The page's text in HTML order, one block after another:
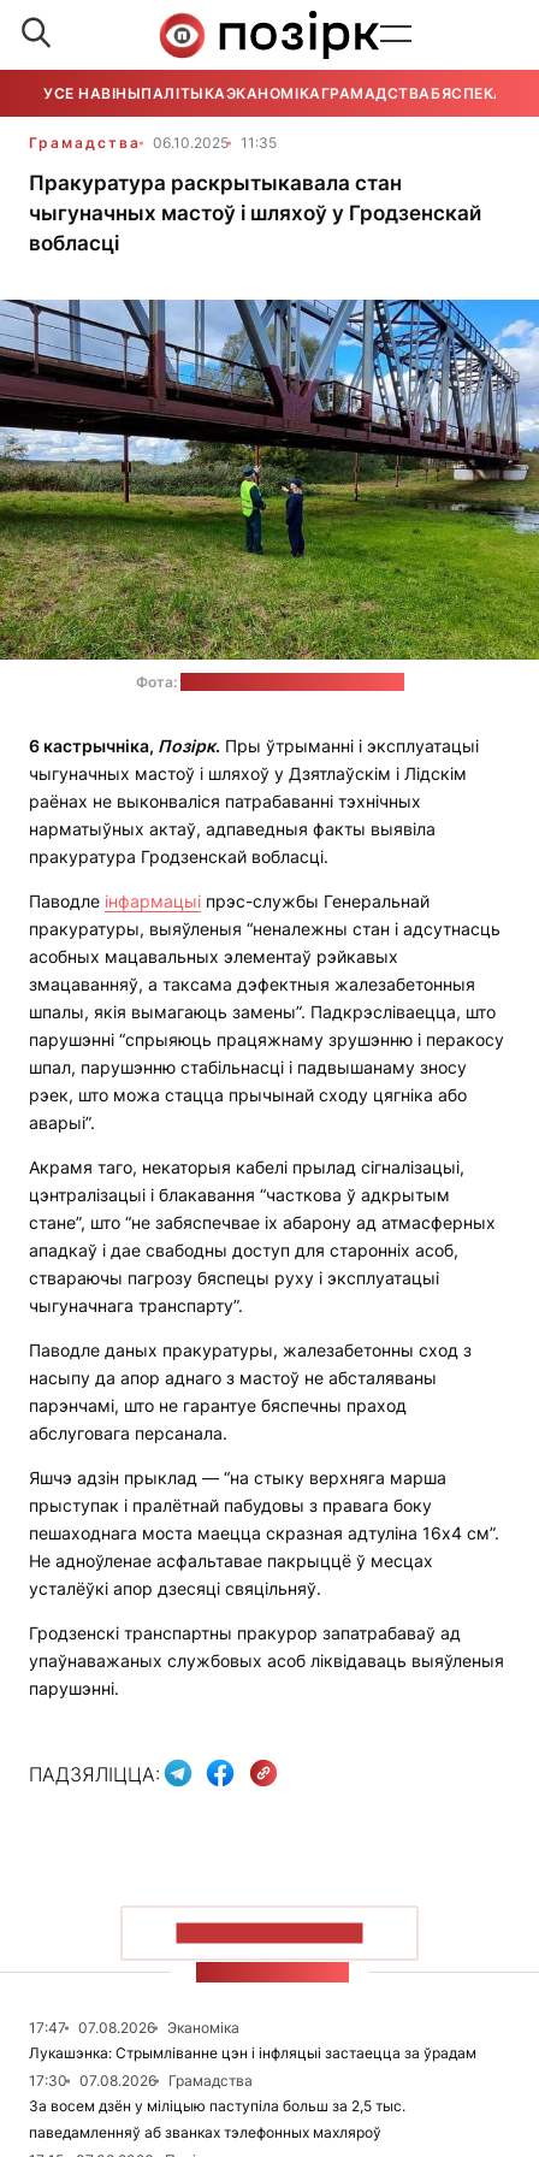
УСЕ НАВІНЫПАЛІТЫКАЭКАНОМІКАГРАМАДСТВАБЯСПЕКА
Грамадства 06.10.2025 11:35
Пракуратура раскрытыкавала стан
чыгуначных мастоў і шляхоў у Гродзенскай
вобласці
Фота:
6 кастрычніка, Позірк. Пры ўтрыманні і эксплуатацыі
чыгуначных мастоў і шляхоў у Дзятлаўскім і Лідскім
раёнах не выконваліся патрабаванні тэхнічных
нарматыўных актаў, адпаведныя факты выявіла
пракуратура Гродзенскай вобласці.
Паводле інфармацыі прэс-службы Генеральнай
пракуратуры, выяўленыя “неналежны стан і адсутнасць
асобных мацавальных элементаў рэйкавых
змацаванняў, а таксама дэфектныя жалезабетонныя
шпалы, якія вымагаюць замены”. Падкрэсліваецца, што
парушэнні “спрыяюць працяжнаму зрушэнню і перакосу
шпал, парушэнню стабільнасці і падвышанаму зносу
рэек, што можа стацца прычынай сходу цягніка або
аварыі”.
Акрамя таго, некаторыя кабелі прылад сігналізацыі,
цэнтралізацыі і блакавання “часткова ў адкрытым
стане”, што “не забяспечвае іх абарону ад атмасферных
ападкаў і дае свабодны доступ для старонніх асоб,
ствараючы пагрозу бяспецы руху і эксплуатацыі
чыгуначнага транспарту”.
Паводле даных пракуратуры, жалезабетонны сход з
насыпу да апор аднаго з мастоў не абсталяваны
парэнчамі, што не гарантуе бяспечны праход
абслуговага персанала.
Яшчэ адзін прыклад — “на стыку верхняга марша
прыступак і пралётнай пабудовы з правага боку
пешаходнага моста маецца скразная адтуліна 16х4 см”.
Не адноўленае асфальтавае пакрыццё ў месцах
усталёўкі апор дзесяці свяцільняў.
Гродзенскі транспартны пракурор запатрабаваў ад
упаўнаважаных службовых асоб ліквідаваць выяўленыя
парушэнні.
ПАДЗЯЛІЦЦА:
17:47 07.08.2026
Эканоміка
Лукашэнка: Стрымліванне цэн і інфляцыі застаецца за ўрадам
17:30
07.08.2026
Грамадства
За восем дзён у міліцыю паступіла больш за 2,5 тыс.
паведамленняў аб званках тэлефонных махляроў